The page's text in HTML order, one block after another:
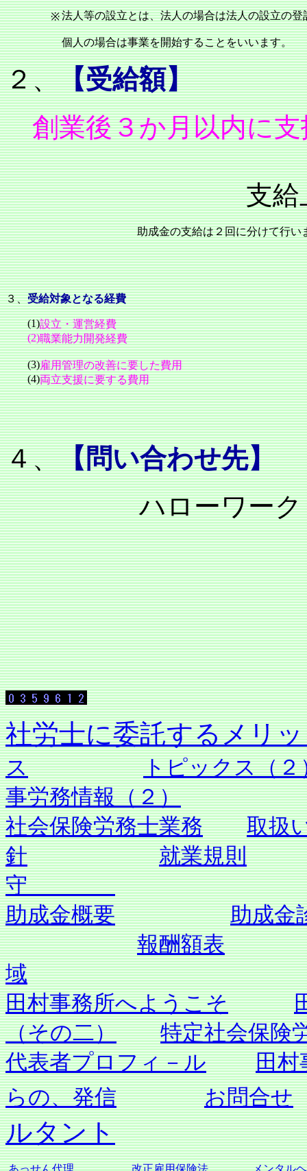
※法人等の設立とは、法人の場合は法人の設立の
個人の場合は事業を開始することをいいます。
２、【受給額】
創業後３か月以内に
支給上
助成金の支給は２回に分けて行い
３、受給対象となる経費
(1)設立・運営経費
(2)職業能力開発経費
(3)雇用管理の改善に要した費用
(4)両立支援に要する費用
４、【問い合わせ先】
ハローワーク
社労士に委託す
ス
トピックス（２
事労務情報（２）
社会保険労務士業務
取扱
針
就業規則
守
助成金概要
助成金
報酬額表
域
田村事務所へようこそ
（その二）
特定社会保険
代表者プロフィ－ル
田
らの、発信
お問合せ
ルタント
あっせん代理 改正雇用保険法 メンタル